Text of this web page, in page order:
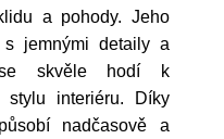
a pohody. Jeho
s jemnými detaily a
se skvěle hodí k
stylu interiéru. Díky
nadčasově a